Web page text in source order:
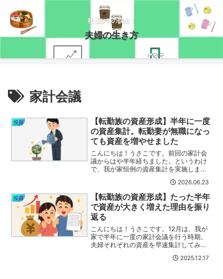
社畜からの脱出！
夫婦の生き方
家計会議
投資
【転勤族の資産形成】半年に一度
の資産集計。転勤妻が無職になっ
ても資産を増やせました
こんにちは！うさこです。前回の家計会
議からはや半年経ちました。というわけ
で、我が家恒例の資産集計を実施しまし
夫のボーナスはまたもや最高値を更新で
す。本当にお疲れ様です！そして・・・
私のボーナスも頂き...
2026.06.23
投資
【転勤族の資産形成】たった半年
で資産が大きく増えた理由を振り
返る
こんにちは！うさこです。12月は、我が
家で半年に一度の家計会議を行う時期。
夫婦それぞれの資産を早速集計してみた
計会議って何？という方はコチラを見て
2025.12.17